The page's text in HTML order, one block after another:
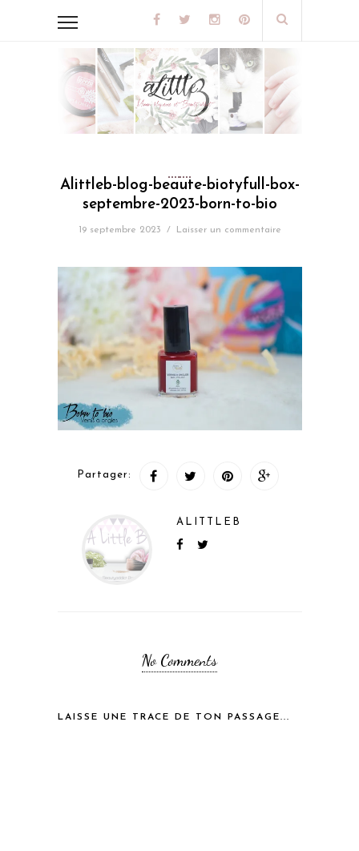
Alittleb-blog-beaute-biotyfull-box-
septembre-2023-born-to-bio
19 septembre 2023 / Laisser un commentaire
Partager:
ALITTLEB
No Comments
LAISSE UNE TRACE DE TON PASSAGE...